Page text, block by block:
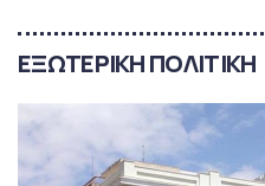
ΕΞΩΤΕΡΙΚΗ ΠΟΛΙΤΙΚΗ